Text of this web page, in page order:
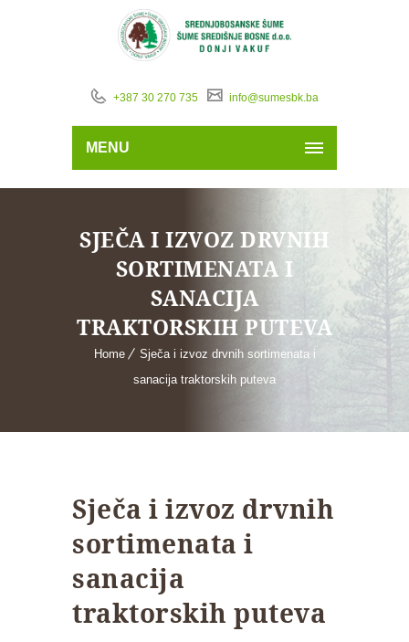
+387 30 270 735 info@sumesbk.ba
MENU
SJEČA I IZVOZ DRVNIH
SORTIMENATA I
SANACIJA
TRAKTORSKIH PUTEVA
Home
Sječa i izvoz drvnih sortimenata i
sanacija traktorskih puteva
Sječa i izvoz drvnih
sortimenata i
sanacija
traktorskih puteva